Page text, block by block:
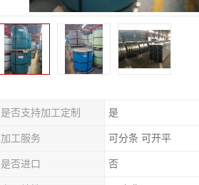
是否支持加工定制 是
加工服务 可分条 可开平
是否进口 否